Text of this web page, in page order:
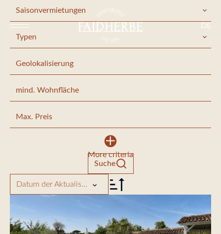
DE
Saisonvermietungen
Typen
Geolokalisierung
More criteria
Suche
Datum der Aktualisierung